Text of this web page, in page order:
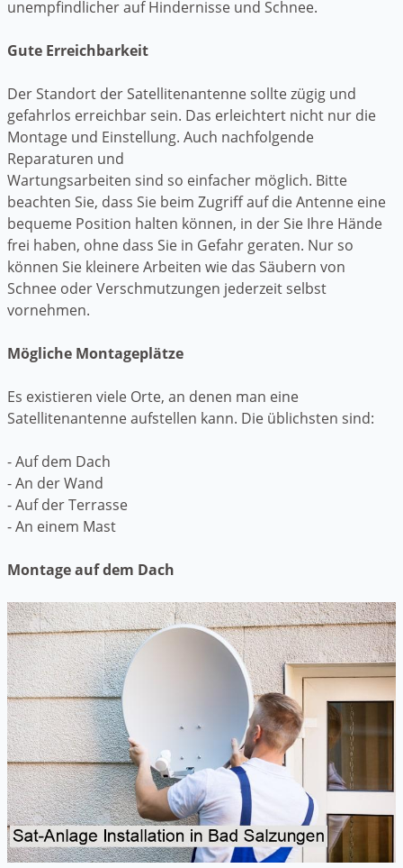
unempfindlicher auf Hindernisse und Schnee.
Gute Erreichbarkeit
Der Standort der Satellitenantenne sollte zügig und
gefahrlos erreichbar sein. Das erleichtert nicht nur die
Montage und Einstellung. Auch nachfolgende
Reparaturen und
Wartungsarbeiten sind so einfacher möglich. Bitte
beachten Sie, dass Sie beim Zugriff auf die Antenne eine
bequeme Position halten können, in der Sie Ihre Hände
frei haben, ohne dass Sie in Gefahr geraten. Nur so
können Sie kleinere Arbeiten wie das Säubern von
Schnee oder Verschmutzungen jederzeit selbst
vornehmen.
Mögliche Montageplätze
Es existieren viele Orte, an denen man eine
Satellitenantenne aufstellen kann. Die üblichsten sind:
- Auf dem Dach
- An der Wand
- Auf der Terrasse
- An einem Mast
Montage auf dem Dach